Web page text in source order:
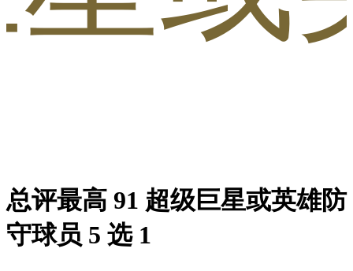
总评最高 91 超级巨星或英雄防
守球员 5 选 1